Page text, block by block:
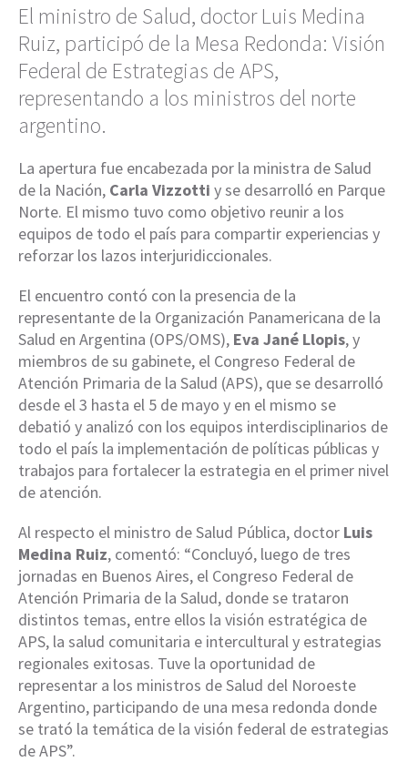
El ministro de Salud, doctor Luis Medina
Ruiz, participó de la Mesa Redonda: Visión
Federal de Estrategias de APS,
representando a los ministros del norte
argentino.
La apertura fue encabezada por la ministra de Salud
de la Nación, Carla Vizzotti y se desarrolló en Parque
Norte. El mismo tuvo como objetivo reunir a los
equipos de todo el país para compartir experiencias y
reforzar los lazos interjuridiccionales.
El encuentro contó con la presencia de la
representante de la Organización Panamericana de la
Salud en Argentina (OPS/OMS), Eva Jané Llopis, y
miembros de su gabinete, el Congreso Federal de
Atención Primaria de la Salud (APS), que se desarrolló
desde el 3 hasta el 5 de mayo y en el mismo se
debatió y analizó con los equipos interdisciplinarios de
todo el país la implementación de políticas públicas y
trabajos para fortalecer la estrategia en el primer nivel
de atención.
Al respecto el ministro de Salud Pública, doctor Luis
Medina Ruiz, comentó: “Concluyó, luego de tres
jornadas en Buenos Aires, el Congreso Federal de
Atención Primaria de la Salud, donde se trataron
distintos temas, entre ellos la visión estratégica de
APS, la salud comunitaria e intercultural y estrategias
regionales exitosas. Tuve la oportunidad de
representar a los ministros de Salud del Noroeste
Argentino, participando de una mesa redonda donde
se trató la temática de la visión federal de estrategias
de APS”.